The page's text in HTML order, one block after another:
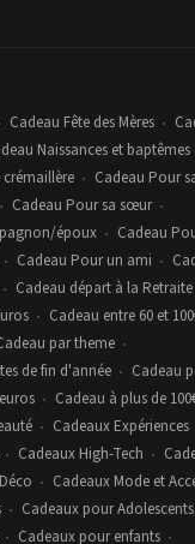
Cadeau Fête des Mères •
Naissances et baptêmes
• Cadeau Pour
• Cadeau Pour sa sœur •
époux • Cadeau
• Cadeau Pour un ami •
• Cadeau départ à la Retraite
• Cadeau entre 60 et
par theme •
de fin d'année • Cadeau
• Cadeau à plus de
• Cadeaux Expériences
• Cadeaux High-Tech •
• Cadeaux Mode et
• Cadeaux pour Adolescents
• Cadeaux pour enfants •